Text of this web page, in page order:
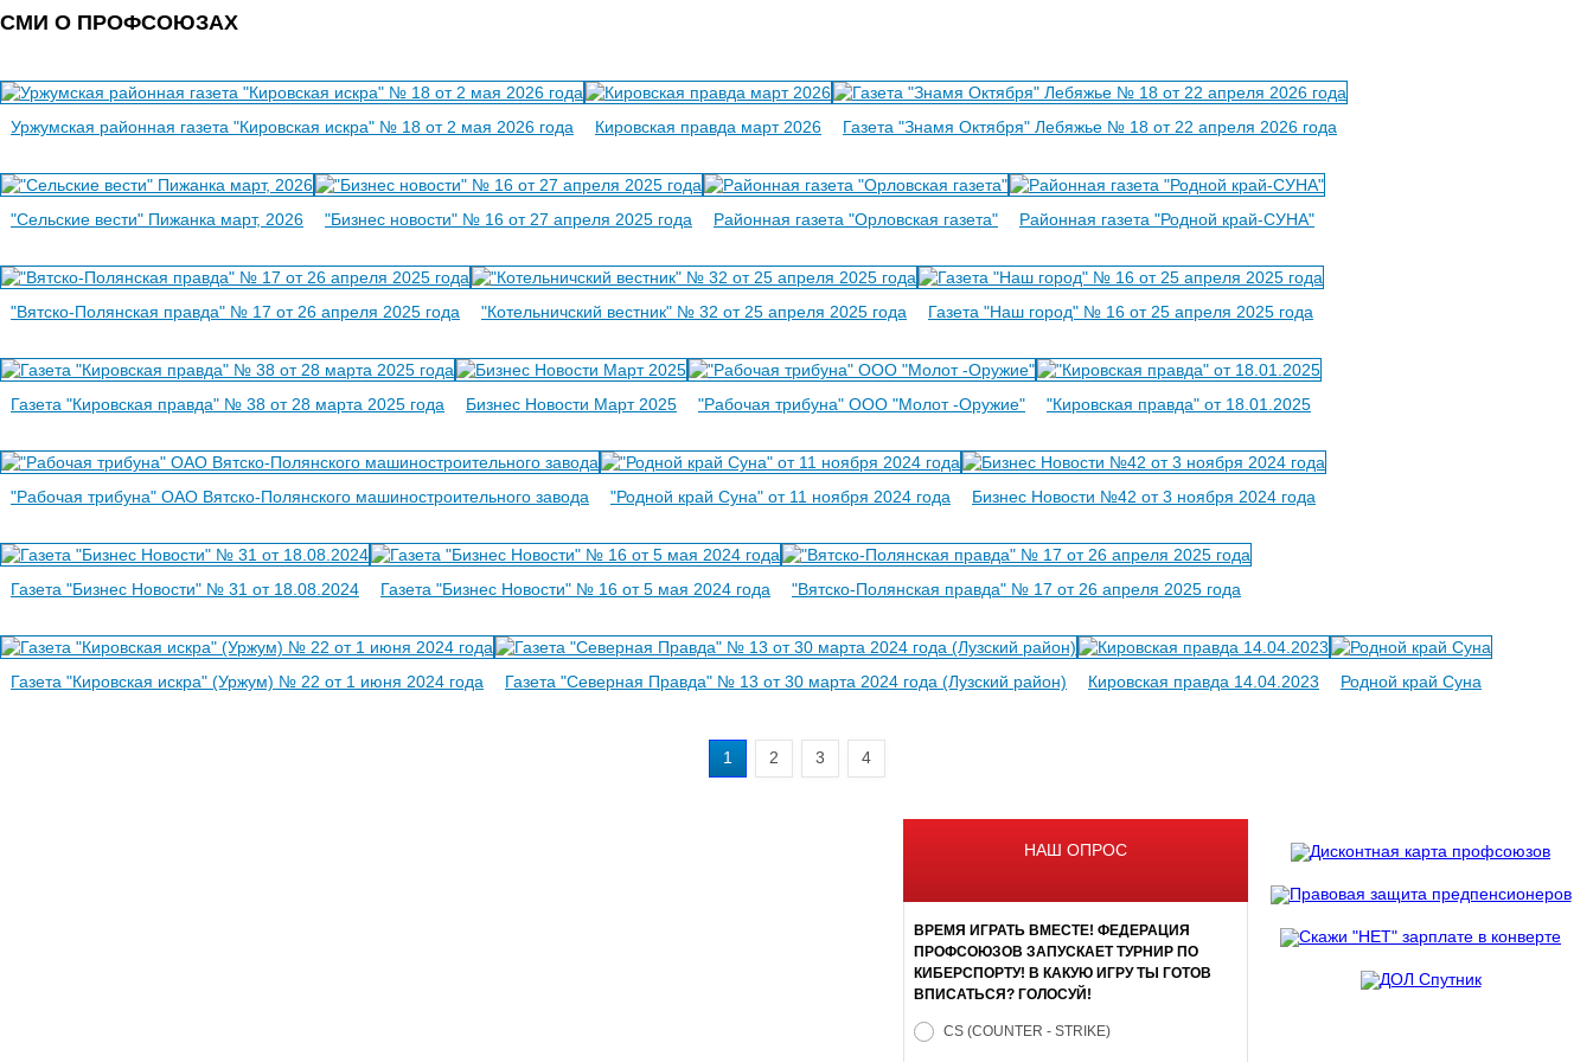
СМИ О ПРОФСОЮЗАХ
Уржумская районная газета "Кировская искра" № 18 от 2 мая 2026 года Кировская правда март 2026 Газета "Знамя Октября" Лебяжье № 18 от 22 апреля 2026 года
"Сельские вести" Пижанка март, 2026 "Бизнес новости" № 16 от 27 апреля 2025 года Районная газета "Орловская газета" Районная газета "Родной край-СУНА"
"Вятско-Полянская правда" № 17 от 26 апреля 2025 года "Котельничский вестник" № 32 от 25 апреля 2025 года Газета "Наш город" № 16 от 25 апреля 2025 года
Газета "Кировская правда" № 38 от 28 марта 2025 года Бизнес Новости Март 2025 "Рабочая трибуна" ООО "Молот -Оружие" "Кировская правда" от 18.01.2025
"Рабочая трибуна" ОАО Вятско-Полянского машиностроительного завода "Родной край Суна" от 11 ноября 2024 года Бизнес Новости №42 от 3 ноября 2024 года
Газета "Бизнес Новости" № 31 от 18.08.2024 Газета "Бизнес Новости" № 16 от 5 мая 2024 года "Вятско-Полянская правда" № 17 от 26 апреля 2025 года
Газета "Кировская искра" (Уржум) № 22 от 1 июня 2024 года Газета "Северная Правда" № 13 от 30 марта 2024 года (Лузский район) Кировская правда 14.04.2023 Родной край Суна
1 2 3 4
НАШ ОПРОС
ВРЕМЯ ИГРАТЬ ВМЕСТЕ! ФЕДЕРАЦИЯ
ПРОФСОЮЗОВ ЗАПУСКАЕТ ТУРНИР ПО
КИБЕРСПОРТУ! В КАКУЮ ИГРУ ТЫ ГОТОВ
ВПИСАТЬСЯ? ГОЛОСУЙ!
CS (COUNTER - STRIKE)